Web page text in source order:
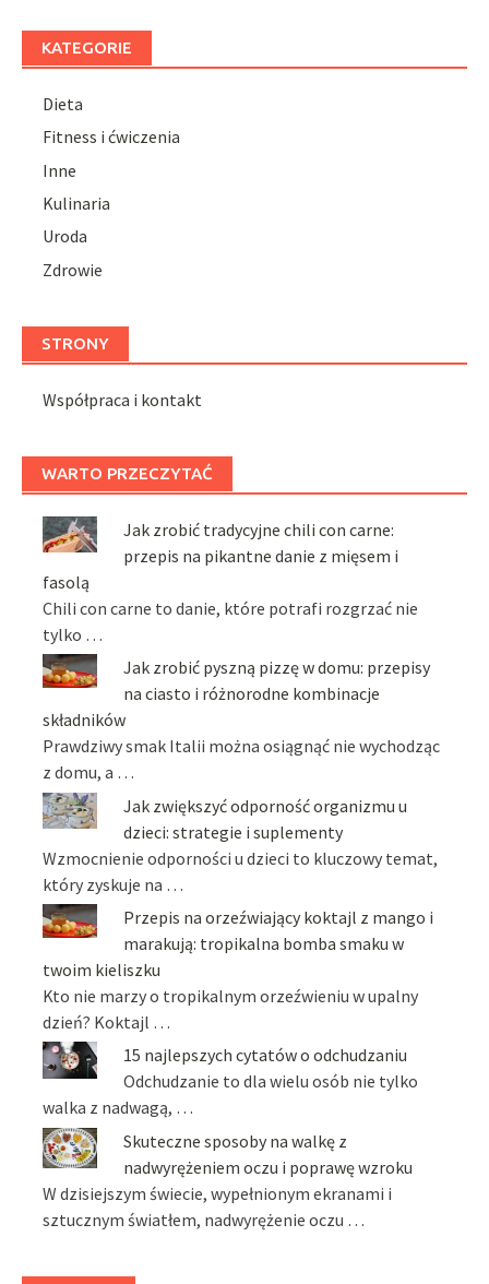
KATEGORIE
Dieta
Fitness i ćwiczenia
Inne
Kulinaria
Uroda
Zdrowie
STRONY
Współpraca i kontakt
WARTO PRZECZYTAĆ
Jak zrobić tradycyjne chili con carne:
przepis na pikantne danie z mięsem i
fasolą
Chili con carne to danie, które potrafi rozgrzać nie
tylko …
Jak zrobić pyszną pizzę w domu: przepisy
na ciasto i różnorodne kombinacje
składników
Prawdziwy smak Italii można osiągnąć nie wychodząc
z domu, a …
Jak zwiększyć odporność organizmu u
dzieci: strategie i suplementy
Wzmocnienie odporności u dzieci to kluczowy temat,
który zyskuje na …
Przepis na orzeźwiający koktajl z mango i
marakują: tropikalna bomba smaku w
twoim kieliszku
Kto nie marzy o tropikalnym orzeźwieniu w upalny
dzień? Koktajl …
15 najlepszych cytatów o odchudzaniu
Odchudzanie to dla wielu osób nie tylko
walka z nadwagą, …
Skuteczne sposoby na walkę z
nadwyrężeniem oczu i poprawę wzroku
W dzisiejszym świecie, wypełnionym ekranami i
sztucznym światłem, nadwyrężenie oczu …